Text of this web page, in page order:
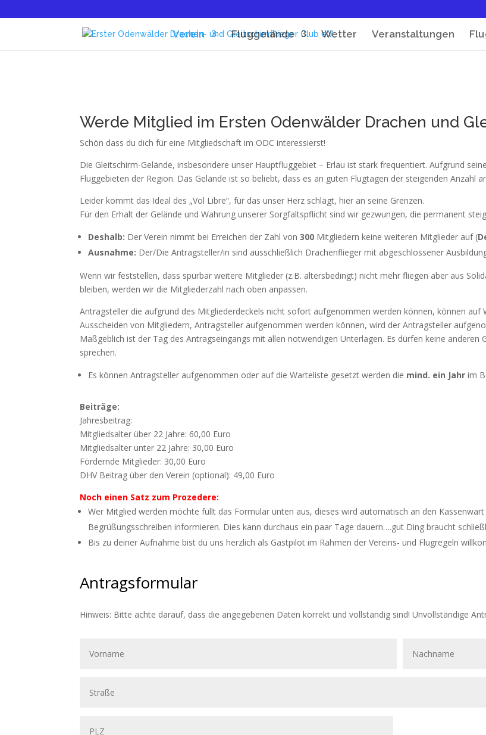
Verein Fluggelände Wetter Veranstaltungen
Werde Mitglied im Ersten Odenwälder Drachen und
Schön dass du dich für eine Mitgliedschaft im ODC interessierst!
Die Gleitschirm-Gelände, insbesondere unser Hauptfluggebiet – Erlau ist stark frequentiert. Aufgrund
Fluggebieten der Region. Das Gelände ist so beliebt, dass es an guten Flugtagen der steigenden Anzahl
Leider kommt das Ideal des „Vol Libre“, für das unser Herz schlägt, hier an seine Grenzen.
Für den Erhalt der Gelände und Wahrung unserer Sorgfaltspflicht sind wir gezwungen, die permanent
Deshalb: Der Verein nimmt bei Erreichen der Zahl von300 Mitgliedern keine weiteren Mitglieder auf (
Ausnahme: Der/Die Antragsteller/in sind ausschließlich Drachenflieger mit abgeschlossener
Wenn wir feststellen, dass spürbar weitere Mitglieder (z.B. altersbedingt) nicht mehr fliegen aber aus
bleiben, werden wir die Mitgliederzahl nach oben anpassen.
Antragsteller die aufgrund des Mitgliederdeckels nicht sofort aufgenommen werden können, können auf
Ausscheiden von Mitgliedern, Antragsteller aufgenommen werden können, wird der Antragsteller
Maßgeblich ist der Tag des Antragseingangs mit allen notwendigen Unterlagen. Es dürfen keine anderen
sprechen.
Es können Antragsteller aufgenommen oder auf die Warteliste gesetzt werden die mind. ein Jahrim
Beiträge:
Jahresbeitrag:
Mitgliedsalter über 22 Jahre: 60,00 Euro
Mitgliedsalter unter 22 Jahre: 30,00 Euro
Fördernde Mitglieder: 30,00 Euro
DHV Beitrag über den Verein (optional): 49,00 Euro
Noch einen Satz zum Prozedere:
Wer Mitglied werden möchte füllt das Formular unten aus, dieses wird automatisch an den
Begrüßungsschreiben informieren. Dies kann durchaus ein paar Tage dauern….gut Ding braucht
Bis zu deiner Aufnahme bist du uns herzlich als Gastpilot im Rahmen der Vereins- und Flugregeln
Antragsformular
Hinweis: Bitte achte darauf, dass die angegebenen Daten korrekt und vollständig sind! Unvollständige